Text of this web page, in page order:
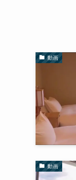
動画
動画